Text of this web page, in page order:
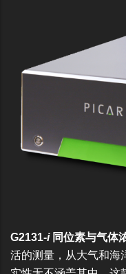
G2131-i同位素与气体
活的测量，从大气和海